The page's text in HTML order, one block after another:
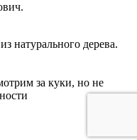
натурального дерева.
за куки, но не